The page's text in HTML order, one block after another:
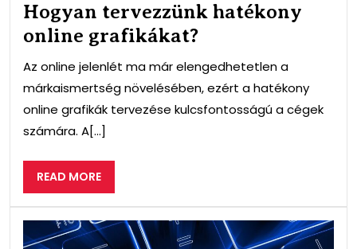
Hogyan tervezzünk hatékony
online grafikákat?
Az online jelenlét ma már elengedhetetlen a
márkaismertség növelésében, ezért a hatékony
online grafikák tervezése kulcsfontosságú a cégek
számára. A[...]
READ MOREREAD
MORE